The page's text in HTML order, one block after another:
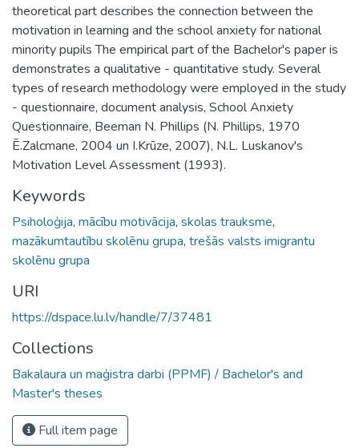
theoretical part describes the connection between the
motivation in learning and the school anxiety for national
minority pupils The empirical part of the Bachelor's paper is
demonstrates a qualitative - quantitative study. Several
types of research methodology were employed in the study
- questionnaire, document analysis, School Anxiety
Questionnaire, Beeman N. Phillips (N. Phillips, 1970
Ē.Zalcmane, 2004 un I.Krūze, 2007), N.L. Luskanov's
Motivation Level Assessment (1993).
Keywords
Psiholoģija, mācību motivācija, skolas trauksme,
mazākumtautību skolēnu grupa, trešās valsts imigrantu
skolēnu grupa
URI
https://dspace.lu.lv/handle/7/37481
Collections
Bakalaura un maģistra darbi (PPMF) / Bachelor's and
Master's theses
Full item page